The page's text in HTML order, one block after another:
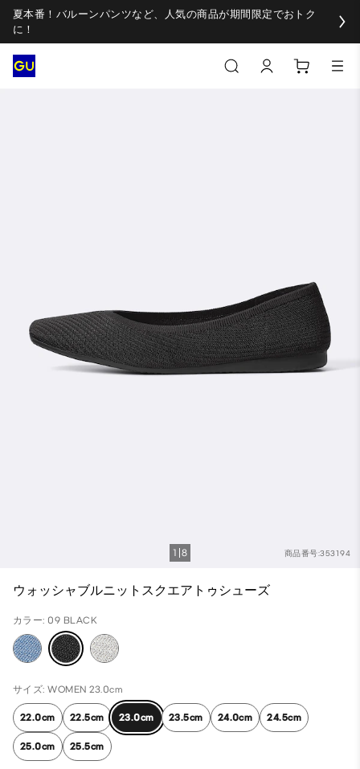
夏本番！バルーンパンツなど、人気の商品が期間限定でおトク
に！
商品番号:353194
1 8
ウォッシャブルニットスクエアトゥシューズ
カラー: 09 BLACK
サイズ: WOMEN 23.0cm
22.0cm 22.5cm 23.0cm 23.5cm 24.0cm 24.5cm
25.0cm 25.5cm